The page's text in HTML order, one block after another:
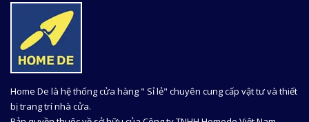
Home De là hệ thống cửa hàng " Sỉ lẻ" chuyên cung cấp vật tư và thiết
bị trang trí nhà cửa.